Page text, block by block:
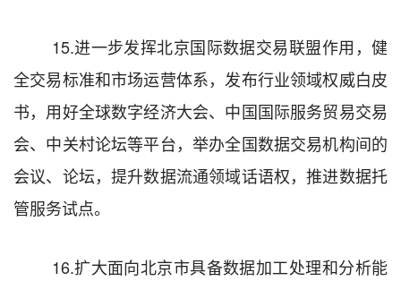
15.进一步发挥北京国际数据交易联盟作用，健
全交易标准和市场运营体系，发布行业领域权威白皮
书，用好全球数字经济大会、 中国国际服务贸易交易
会、中关村论坛等平台，举办全国数据交易机构间的
会议、论坛，提升数据流通领域话语权，推进数据托
管服务试点。
16.扩大面向北京市具备数据加工处理和分析能